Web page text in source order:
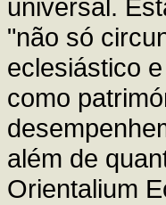
universal.
"não só
eclesiástico
como
além de
Orientalium